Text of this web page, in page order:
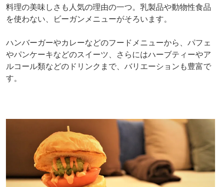
料理の美味しさも人気の理由の一つ。乳製品や動物性食品
を使わない、ビーガンメニューがそろいます。
ハンバーガーやカレーなどのフードメニューから、パフェ
やパンケーキなどのスイーツ、さらにはハーブティーやア
ルコール類などのドリンクまで、バリエーションも豊富で
す。